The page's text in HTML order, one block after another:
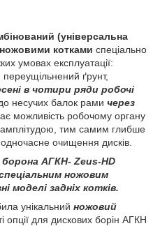
(універсальна
котками спеціально
умовах експлуатації:
переущільнений ґрунт,
в чотири ряди робочі
несучих балок рами через
можливість робочому органу
амплітудою, тим самим глибше
очищення дисків.
борона АГКН- Zeus-HD
ножовим
моделі задніх котків.
унікальний ножовий
опції для дискових борін АГКН